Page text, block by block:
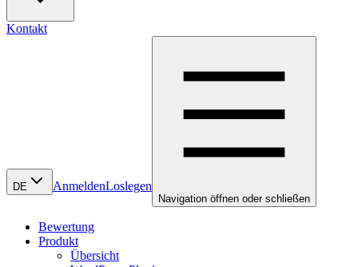
Kontakt
DE AnmeldenLoslegen
Navigation öffnen oder schließen
Bewertung
Produkt
Übersicht